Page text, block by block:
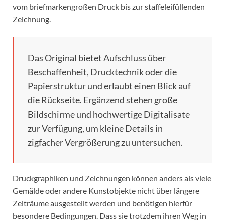
vom briefmarkengroßen Druck bis zur staffeleifüllenden
Zeichnung.
Das Original bietet Aufschluss über
Beschaffenheit, Drucktechnik oder die
Papierstruktur und erlaubt einen Blick auf
die Rückseite. Ergänzend stehen große
Bildschirme und hochwertige Digitalisate
zur Verfügung, um kleine Details in
zigfacher Vergrößerung zu untersuchen.
Druckgraphiken und Zeichnungen können anders als viele
Gemälde oder andere Kunstobjekte nicht über längere
Zeiträume ausgestellt werden und benötigen hierfür
besondere Bedingungen. Dass sie trotzdem ihren Weg in